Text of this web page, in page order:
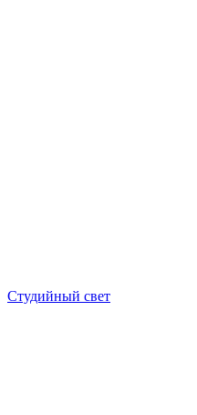
Студийный свет